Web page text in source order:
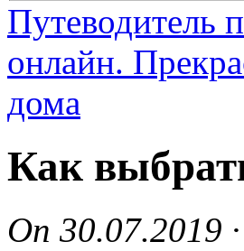
Путеводитель
онлайн.
дома
Как
On 30.07.2019 ·